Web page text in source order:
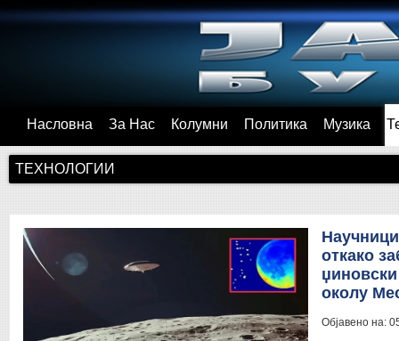
Насловна За Нас Колумни Политика Музика
ТЕХНОЛОГИИ
откако
околу
Објавено на: